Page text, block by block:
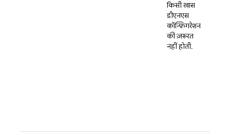
किसी खास
डीएनएस
कॉन्फ़िगरेशन
की ज़रूरत
नहीं होती.